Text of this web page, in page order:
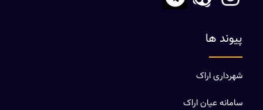
پیوند ها
شهرداری اراک
سامانه عیان اراک